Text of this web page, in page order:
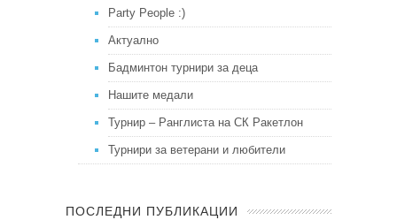
Party People :)
Актуално
Бадминтон турнири за деца
Нашите медали
Турнир – Ранглиста на СК Ракетлон
Турнири за ветерани и любители
ПОСЛЕДНИ ПУБЛИКАЦИИ